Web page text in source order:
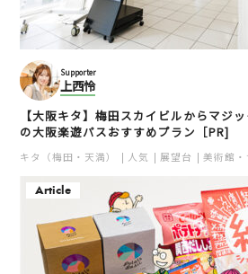
Supporter
上西怜
【大阪キタ】梅田スカイビルからマジ
の大阪楽遊パスおすすめプラン［PR]
キタ（梅田・天満） 人気 展望台 美術館・
Article